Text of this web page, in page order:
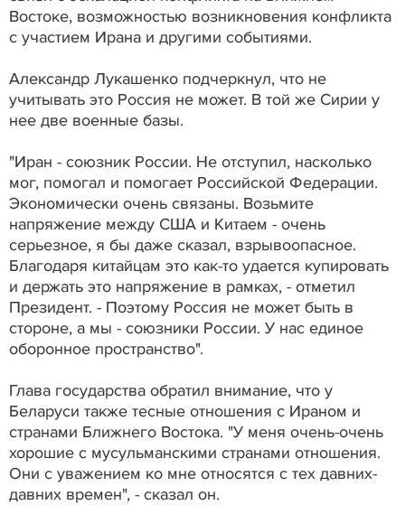
Востоке, возможностью возникновения конфликта
с участием Ирана и другими событиями.
Александр Лукашенко подчеркнул, что не
учитывать это Россия не может. В той же Сирии у
нее две военные базы.
"Иран - союзник России. Не отступил, насколько
мог, помогал и помогает Российской Федерации.
Экономически очень связаны. Возьмите
напряжение между США и Китаем - очень
серьезное, я бы даже сказал, взрывоопасное.
Благодаря китайцам это как-то удается купировать
и держать это напряжение в рамках, - отметил
Президент. - Поэтому Россия не может быть в
стороне, а мы - союзники России. У нас единое
оборонное пространство".
Глава государства обратил внимание, что у
Беларуси также тесные отношения с Ираном и
странами Ближнего Востока. "У меня очень-очень
хорошие с мусульманскими странами отношения.
Они с уважением ко мне относятся с тех давних-
давних времен", - сказал он.